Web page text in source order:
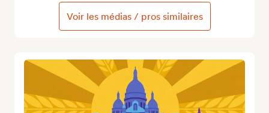
Voir les médias / pros similaires